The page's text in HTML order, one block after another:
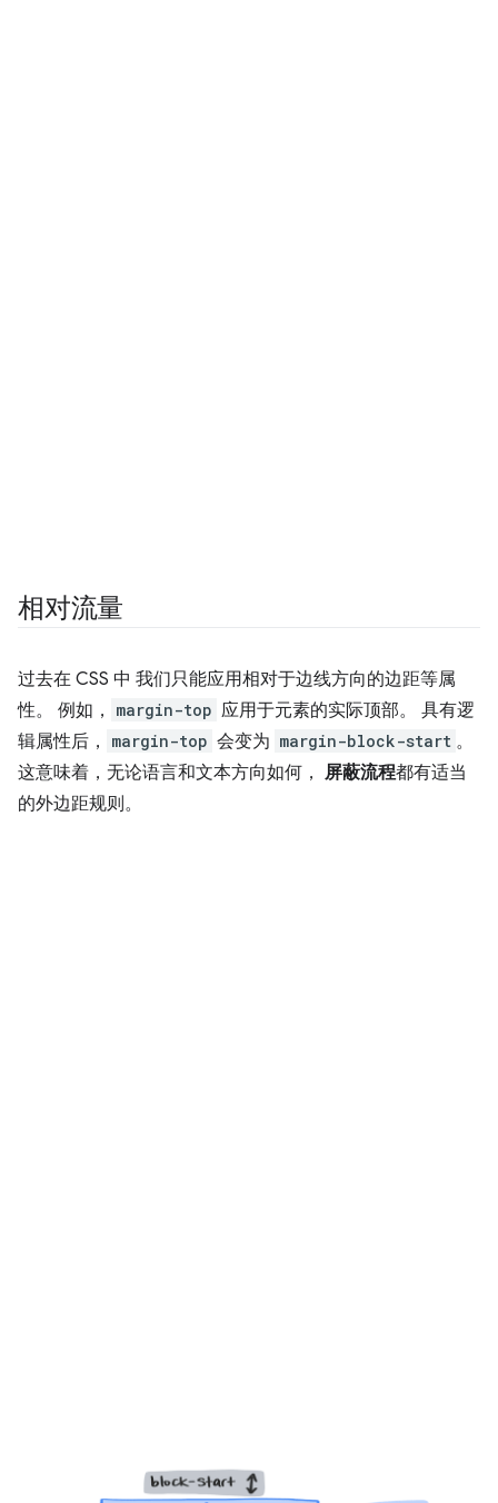
相对流量
过去在 CSS 中 我们只能应用相对于边线方向的边距等属
性。 例如，
margin-top 应用于元素的实际顶部。 具有逻
辑属性后，
margin-top 会变为 margin-block-start 。
这意味着，无论语言和文本方向如何， 屏蔽流程都有适当
的外边距规则。